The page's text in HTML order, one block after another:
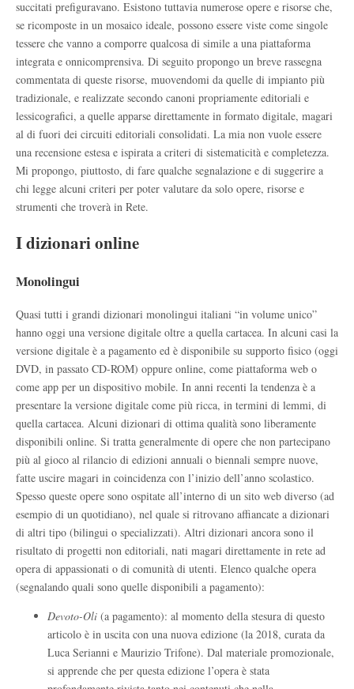
succitati prefiguravano. Esistono tuttavia numerose opere e risorse che,
se ricomposte in un mosaico ideale, possono essere viste come singole
tessere che vanno a comporre qualcosa di simile a una piattaforma
integrata e onnicomprensiva. Di seguito propongo un breve rassegna
commentata di queste risorse, muovendomi da quelle di impianto più
tradizionale, e realizzate secondo canoni propriamente editoriali e
lessicografici, a quelle apparse direttamente in formato digitale, magari
al di fuori dei circuiti editoriali consolidati. La mia non vuole essere
una recensione estesa e ispirata a criteri di sistematicità e completezza.
Mi propongo, piuttosto, di fare qualche segnalazione e di suggerire a
chi legge alcuni criteri per poter valutare da solo opere, risorse e
strumenti che troverà in Rete.
I dizionari online
Monolingui
Quasi tutti i grandi dizionari monolingui italiani “in volume unico”
hanno oggi una versione digitale oltre a quella cartacea. In alcuni casi la
versione digitale è a pagamento ed è disponibile su supporto fisico (oggi
DVD, in passato CD-ROM) oppure online, come piattaforma web o
come app per un dispositivo mobile. In anni recenti la tendenza è a
presentare la versione digitale come più ricca, in termini di lemmi, di
quella cartacea. Alcuni dizionari di ottima qualità sono liberamente
disponibili online. Si tratta generalmente di opere che non partecipano
più al gioco al rilancio di edizioni annuali o biennali sempre nuove,
fatte uscire magari in coincidenza con l’inizio dell’anno scolastico.
Spesso queste opere sono ospitate all’interno di un sito web diverso (ad
esempio di un quotidiano), nel quale si ritrovano affiancate a dizionari
di altri tipo (bilingui o specializzati). Altri dizionari ancora sono il
risultato di progetti non editoriali, nati magari direttamente in rete ad
opera di appassionati o di comunità di utenti. Elenco qualche opera
(segnalando quali sono quelle disponibili a pagamento):
Devoto-Oli (a pagamento): al momento della stesura di questo
articolo è in uscita con una nuova edizione (la 2018, curata da
Luca Serianni e Maurizio Trifone). Dal materiale promozionale,
si apprende che per questa edizione l’opera è stata